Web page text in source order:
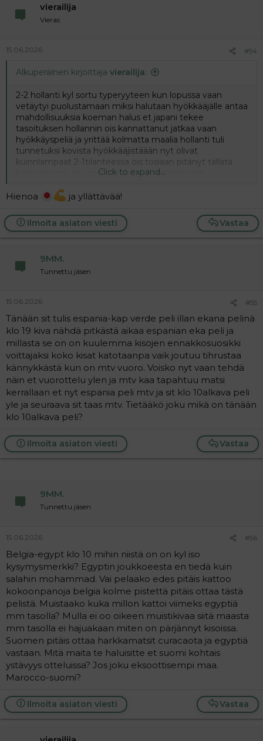
vierailija
Vieras
15.06.2026 #54
Alkuperäinen kirjoittaja vierailija:
2-2 hollanti kyl sortu typeryyteen kun lopussa vaan
vetäytyi puolustamaan miksi halutaan hyökkääjälle antaa
mahdollisuuksia koeman halus et japani tekee
tasoituksen hollannin ois kannattanut jatkaa vaan
hyökkäyspeliä ja yrittää kolmatta maalia hollanti tuli
tunnetuksi kovista hyökkääjistäään nyt olivat
kuinnlampaat 2-1tilanteessa ois tosiaan pitänyt tällätä
kolmatta mä en ymmärrä tota et vetäydytään
typerää ku hyökkäämällä vastustajan maalin uhka ja
Click to expand...
Hienoa ja yllättävää!
Vastaa
Ilmoita asiaton viesti
9MM.
Tunnettu jäsen
15.06.2026 #55
Tänään sit tulis espania-kap verde peli illan ekana pelinä
klo 19 kiva nähdä pitkästä aikaa espanian eka peli ja
millasta se on on kuulemma kisojen ennakkosuosikki
voittajaksi koko kisat katotaanpa vaik joutuu tihrustaa
kännykkästä kun on mtv vuoro. Voisko nyt vaan tehdä
näin et vuorottelu ylen ja mtv kaa tapahtuu matsi
kerrallaan et nyt espania peli mtv ja sit klo 10alkava peli
yle ja seuraava sit taas mtv. Tietääkö joku mikä on tänään
klo 10alkava peli?
Vastaa
Ilmoita asiaton viesti
9MM.
Tunnettu jäsen
15.06.2026 #56
Belgia-egypt klo 10 mihin niistä on on kyl iso
kysymysmerkki? Egyptin joukkoeesta en tiedä kuin
salahin mohammad. Vai pelaako edes pitäis kattoo
kokoonpanoja belgia kolme pistettä pitäis ottaa tästä
pelistä. Muistaako kuka millon kattoi viimeks egyptiä
mm tasolla? Mulla ei oo oikeen muistikivaa siitä maasta
mm tasolla ei hajuakaan miten on pärjännyt kisoissa.
Suomen pitäis ottaa harkkamatsit curacaota ja egyptiä
vastaan. Mitä maita te haluisitte et suomi kohtais
ystävyys otteluissa? Jos joku eksoottisempi maa.
Marocco-suomi?
Vastaa
Ilmoita asiaton viesti